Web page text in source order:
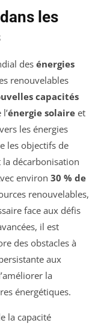
les
desénergies
renouvelables
capacités
énergie solaire et
les énergies
les objectifs de
décarbonisation
environ 30 % de
renouvelables,
face aux défis
il est
des obstacles à
aux
la
énergétiques.
la capacité